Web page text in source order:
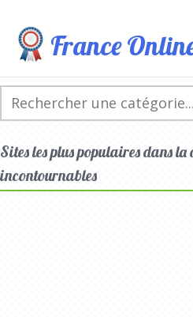
France
Sites les plus populaires dans la
incontournables